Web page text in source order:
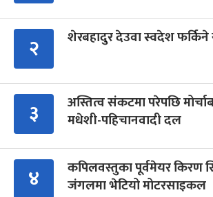
२ शेरबहादुर देउवा स्वदेश फर्किने
३
अस्तित्व संकटमा परेपछि
मधेशी-पहिचानवादी दल
४
कपिलवस्तुका पूर्वमेयर किरण
जंगलमा भेटियो मोटरसाइकल